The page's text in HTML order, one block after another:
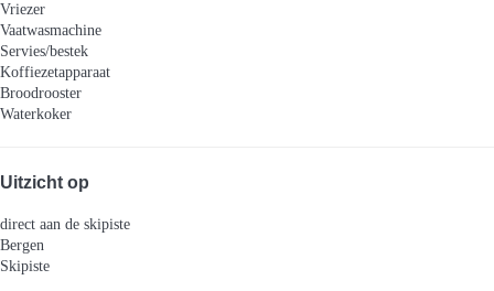
Vriezer
Vaatwasmachine
Servies/bestek
Koffiezetapparaat
Broodrooster
Waterkoker
Uitzicht op
direct aan de skipiste
Bergen
Skipiste